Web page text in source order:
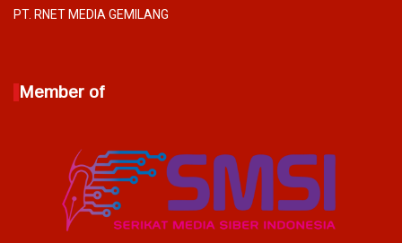
PT. RNET MEDIA GEMILANG
Member of